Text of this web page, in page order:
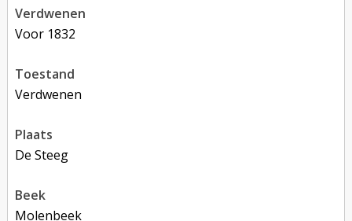
verdwenen
voor 1832
toestand
verdwenen
plaats
De Steeg
beek
Molenbeek